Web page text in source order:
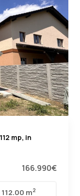
mp, in
166.990€
112.00 m2